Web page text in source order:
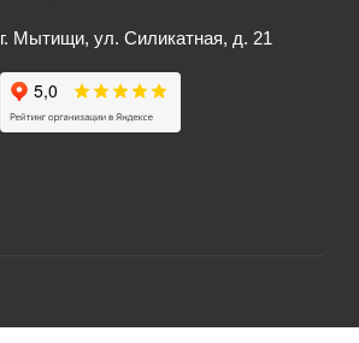
г. Мытищи, ул. Силикатная, д. 21